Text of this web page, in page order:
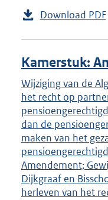
Download PDF
Kamerstuk:
Wijziging van de
het recht op
dan de
maken van het
Amendement;
Dijkgraaf en
herleven van het